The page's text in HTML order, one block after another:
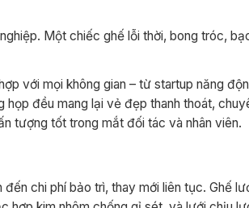
Một chiếc ghế lỗi thời, bong tróc,
với mọi không gian – từ startup năng
họp đều mang lại vẻ đẹp thanh thoát,
tượng tốt trong mắt đối tác và nhân viên.
chi phí bảo trì, thay mới liên tục. Ghế